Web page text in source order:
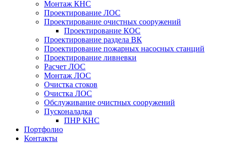
Монтаж КНС
Проектирование ЛОС
Проектирование очистных сооружений
Проектирование КОС
Проектирование раздела ВК
Проектирование пожарных насосных станций
Проектирование ливневки
Расчет ЛОС
Монтаж ЛОС
Очистка стоков
Очистка ЛОС
Обслуживание очистных сооружений
Пусконаладка
ПНР КНС
Портфолио
Контакты